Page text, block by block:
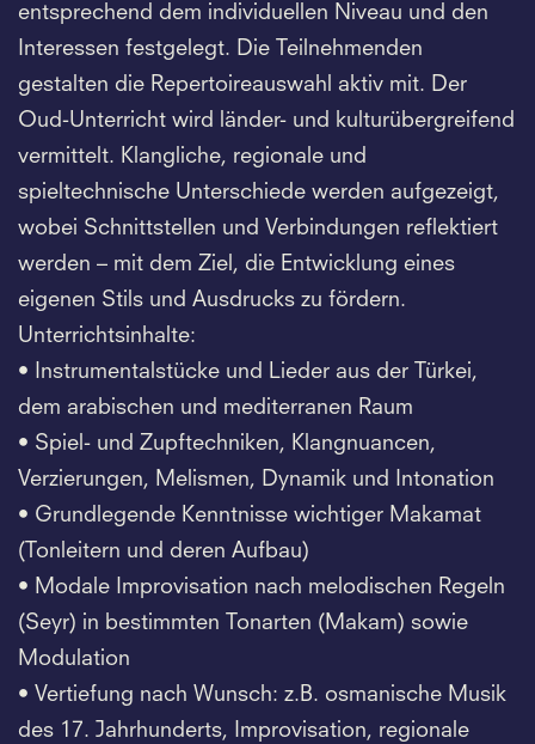
entsprechend dem individuellen Niveau und den
Interessen festgelegt. Die Teilnehmenden
gestalten die Repertoireauswahl aktiv mit. Der
Oud-Unterricht wird länder- und kulturübergreifend
vermittelt. Klangliche, regionale und
spieltechnische Unterschiede werden aufgezeigt,
wobei Schnittstellen und Verbindungen reflektiert
werden – mit dem Ziel, die Entwicklung eines
eigenen Stils und Ausdrucks zu fördern.
Unterrichtsinhalte:
• Instrumentalstücke und Lieder aus der Türkei,
dem arabischen und mediterranen Raum
• Spiel- und Zupftechniken, Klangnuancen,
Verzierungen, Melismen, Dynamik und Intonation
• Grundlegende Kenntnisse wichtiger Makamat
(Tonleitern und deren Aufbau)
• Modale Improvisation nach melodischen Regeln
(Seyr) in bestimmten Tonarten (Makam) sowie
Modulation
• Vertiefung nach Wunsch: z.B. osmanische Musik
des 17. Jahrhunderts, Improvisation, regionale